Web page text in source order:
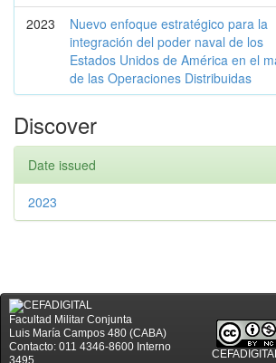
2023
Nuevo enfoque estratégico para la
integración del poder naval de los
Estados Unidos de América en el
de las Operaciones Distribuidas
Discover
Date issued
2023
Facultad Militar Conjunta
Luis María Campos 480 (CABA)
Contacto: 011 4346-8600 Interno
3495